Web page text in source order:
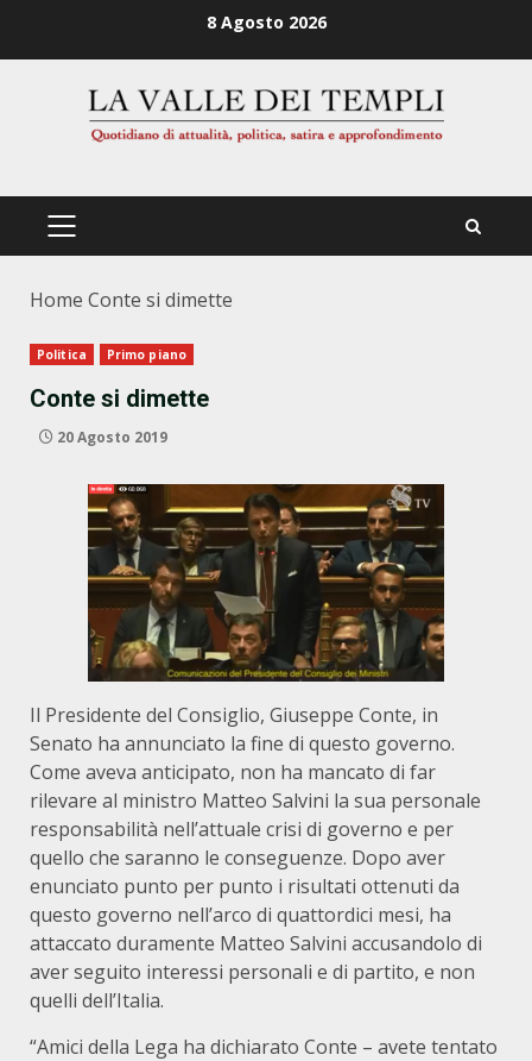
8 Agosto 2026
PRIMÄRES
Home Conte si dimette
Politica Primo piano
Conte si dimette
20 Agosto 2019
Il Presidente del Consiglio, Giuseppe Conte, in
Senato ha annunciato la fine di questo governo.
Come aveva anticipato, non ha mancato di far
rilevare al ministro Matteo Salvini la sua personale
responsabilità nell’attuale crisi di governo e per
quello che saranno le conseguenze. Dopo aver
enunciato punto per punto i risultati ottenuti da
questo governo nell’arco di quattordici mesi, ha
attaccato duramente Matteo Salvini accusandolo di
aver seguito interessi personali e di partito, e non
quelli dell’Italia.
“Amici della Lega ha dichiarato Conte – avete tentato